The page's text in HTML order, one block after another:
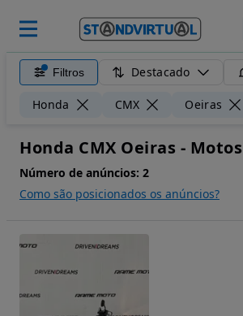
Filtros Destacado
Honda CMX Oeiras
Honda CMX Oeiras - Motos
Número de anúncios: 2
Como são posicionados os anúncios?